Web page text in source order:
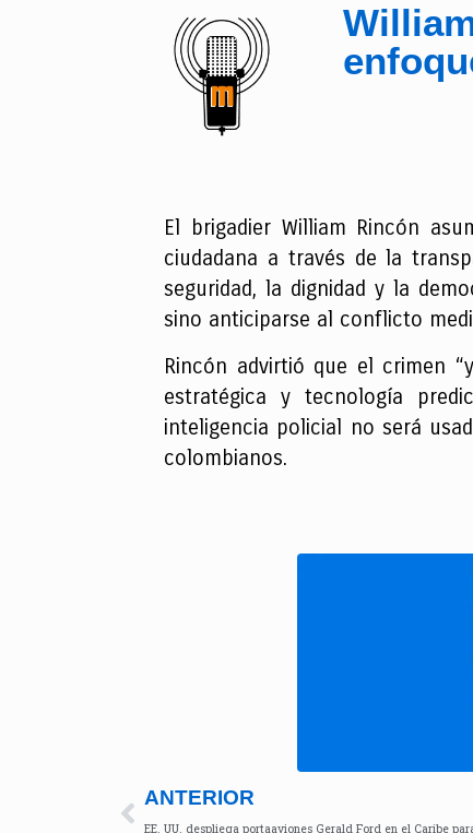
El brigadier William Rincón
ciudadana a través de la
seguridad, la dignidad y la
sino anticiparse al conflicto
Rincón advirtió que el crimen
estratégica y tecnología
inteligencia policial no será
colombianos.
ANTERIOR
EE. UU. despliega portaaviones Gerald Ford en el Caribe